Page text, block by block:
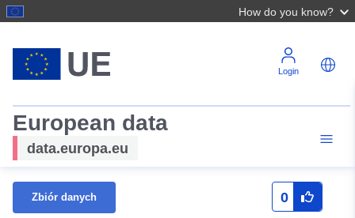
How do you know?
Login
European data
data.europa.eu
Zbiór danych 0